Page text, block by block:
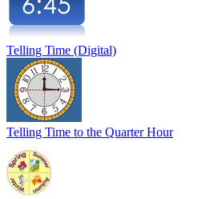
Telling Time (Digital)
Telling Time to the Quarter Hour